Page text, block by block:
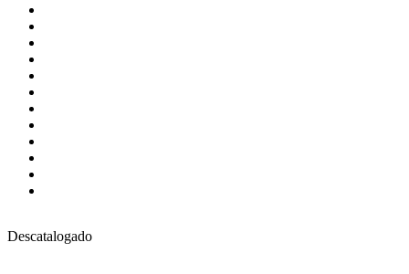
Descatalogado